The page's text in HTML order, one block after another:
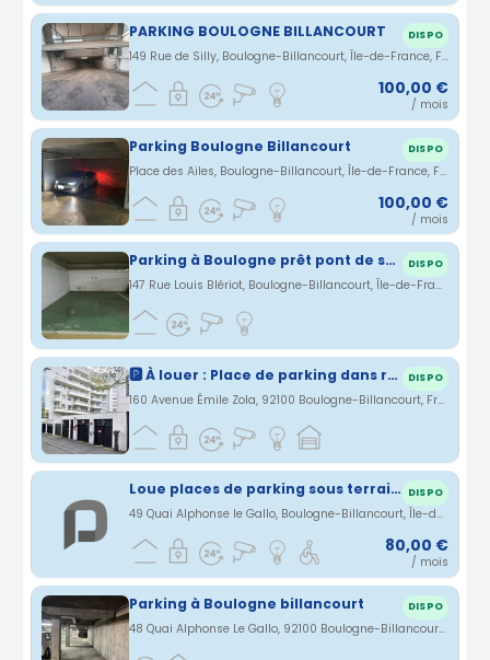
PARKING BOULOGNE BILLANCOURT DISPO
149 Rue de Silly, Boulogne-Billancourt, Île-de-France, France · 1.68 km
100,00 €
/ mois
Parking Boulogne Billancourt DISPO
Place des Ailes, Boulogne-Billancourt, Île-de-France, France · 1.72 km
100,00 €
/ mois
Parking à Boulogne prêt pont de sèvre DISPO
147 Rue Louis Blériot, Boulogne-Billancourt, Île-de-France, France · 1.78 km
🅿️ À louer : Place de parking dans résidence sécurisée à Boulogne-Billancourt DISPO
160 Avenue Émile Zola, 92100 Boulogne-Billancourt, France · 1.8 km
Loue places de parking sous terrain et sécurisé. DISPO
49 Quai Alphonse le Gallo, Boulogne-Billancourt, Île-de-France, France · 1.8 km
80,00 €
/ mois
Parking à Boulogne billancourt DISPO
48 Quai Alphonse Le Gallo, 92100 Boulogne-Billancourt, France · 1.82 km